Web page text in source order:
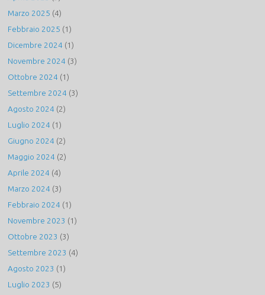
Marzo 2025 (4)
Febbraio 2025 (1)
Dicembre 2024 (1)
Novembre 2024 (3)
Ottobre 2024 (1)
Settembre 2024 (3)
Agosto 2024 (2)
Luglio 2024 (1)
Giugno 2024 (2)
Maggio 2024 (2)
Aprile 2024 (4)
Marzo 2024 (3)
Febbraio 2024 (1)
Novembre 2023 (1)
Ottobre 2023 (3)
Settembre 2023 (4)
Agosto 2023 (1)
Luglio 2023 (5)